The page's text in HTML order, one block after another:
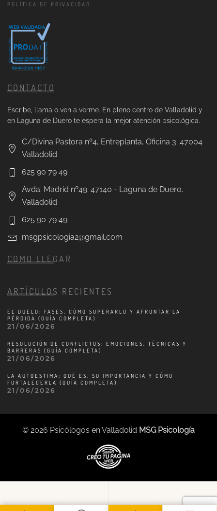
POLÍTICA DE PRIVACIDAD
CONTACTO
Escribe, llama o ven a verme. En pleno centro de Valladolid y
en Laguna de Duero te espera la mejor atención psicológica.
C/Divina Pastora nº4, Entreplanta, Oficina 3. 47004
Valladolid
625 90 79 49
Avda. Madrid nº49. 47140 - Laguna de Duero.
Valladolid
625 90 79 49
msgpsicologia2@gmail.com
COMO LLEGAR
ARTÍCULOS RECIENTES
EL DUELO: FASES, CÓMO SUPERARLO Y AFRONTAR LA
PÉRDIDA (GUÍA COMPLETA)
21/06/2026
RESOLUCIÓN DE CONFLICTOS: EMOCIONES, TÉCNICAS Y
BARRERAS (GUÍA COMPLETA)
21/06/2026
LA AUTOESTIMA: QUÉ ES, SU IMPORTANCIA Y CÓMO
FORTALECERLA (GUÍA COMPLETA)
21/06/2026
© 2026 Psicólogos en Valladolid MSG Psicología